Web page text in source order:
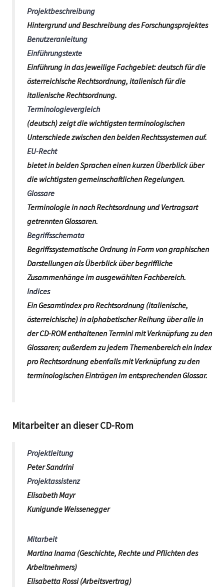
Projektbeschreibung
Hintergrund und Beschreibung des Forschungsprojektes
Benutzeranleitung
Einführungstexte
Einführung in das jeweilige Fachgebiet: deutsch für die
österreichische Rechtsordnung, italienisch für die
italienische Rechtsordnung.
Terminologievergleich
(deutsch) zeigt die wichtigsten terminologischen
Unterschiede zwischen den beiden Rechtssystemen auf.
EU-Recht
bietet in beiden Sprachen einen kurzen Überblick über
die wichtigsten gemeinschaftlichen Regelungen.
Glossare
Terminologie in nach Rechtsordnung und Vertragsart
getrennten Glossaren.
Begriffsschemata
Begriffssystematische Ordnung in Form von graphischen
Darstellungen als Überblick über begriffliche
Zusammenhänge im ausgewählten Fachbereich.
Indices
Ein Gesamtindex pro Rechtsordnung (italienische,
österreichische) in alphabetischer Reihung über alle in
der CD-ROM enthaltenen Termini mit Verknüpfung zu den
Glossaren; außerdem zu jedem Themenbereich ein Index
pro Rechtsordnung ebenfalls mit Verknüpfung zu den
terminologischen Einträgen im entsprechenden Glossar.
Mitarbeiter an dieser CD-Rom
Projektleitung
Peter Sandrini
Projektassistenz
Elisabeth Mayr
Kunigunde Weissenegger
Mitarbeit
Martina Inama (Geschichte, Rechte und Pflichten des
Arbeitnehmers)
Elisabetta Rossi (Arbeitsvertrag)